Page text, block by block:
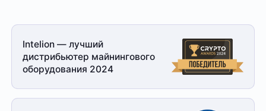
Intelion — лучший
дистрибьютер майнингового
оборудования 2024